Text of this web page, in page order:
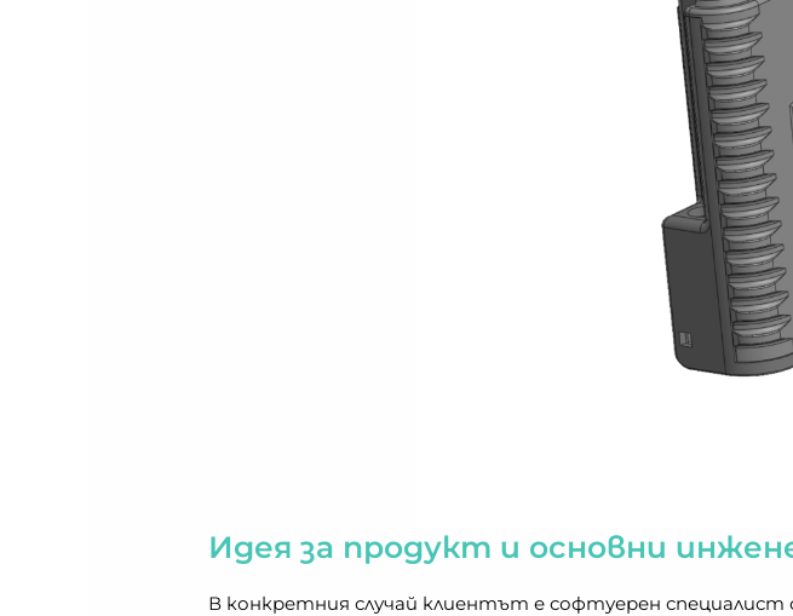
Идея за продукт и основни
В конкретния случай клиентът е софтуерен специалист